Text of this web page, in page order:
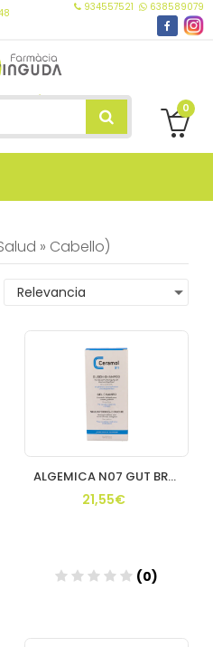
934557521 638589079
0
» Cabello)
ALGEMICA N07 GUT BRAIN AXIS 40 CAP
21,55€
(0)